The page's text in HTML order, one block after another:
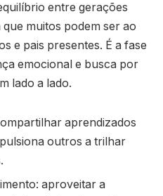
entre gerações
muitos podem ser ao
e pais presentes. É a fase
emocional e busca por
lado a lado.
aprendizados
outros a trilhar
aproveitar a